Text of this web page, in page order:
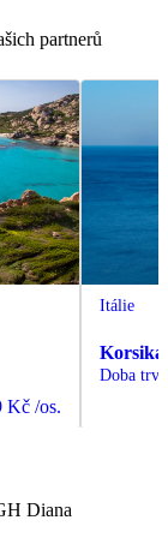
partnerů
Kč /os.
Itálie
Korsika
Doba
Diana